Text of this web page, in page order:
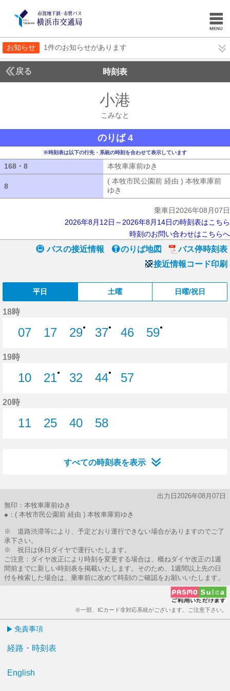
お知らせ 1件のお知らせがあります
戻る 時刻表
小港
こみなと
のりば 4
※時刻表は以下の行先・系統の時刻を合わせて表示しています
168・8 本牧車庫前ゆき
8
( 本牧市民公園前 経由 ) 本牧車庫前
ゆき
乗車日2026年08月07日
2026年8月12日～2026年8月14日の時刻表はこちら
時刻のお問い合わせはこちらへ
バスの接近情報 のりば地図
バス停時刻表
接近情報コード印刷
平日 土曜 日曜/祝日
18時
07
17
29●
37●
46
59●
19時
10
21●
32
44●
57
20時
11
25
40
58
すべての時刻表を表示
出力日2026年08月07日
無印：本牧車庫前ゆき
●：( 本牧市民公園前 経由 ) 本牧車庫前ゆき
※ 道路渋滞等により、予定どおり運行できない場合がありますのでご了
承下さい。
※ 祝日は休日ダイヤで運行いたします。
ご注意：ダイヤ改正により時刻を変更する場合は、概ねダイヤ改正の1週
間前までに新しい時刻表を掲載いたします。そのため、1週間以上先の日
付を検索した場合は、乗車前に改めて時刻のご確認をお願いいたします。
※一部、ICカード非対応系統がございます。ご注意下さい。
免責事項
経路・時刻表
English